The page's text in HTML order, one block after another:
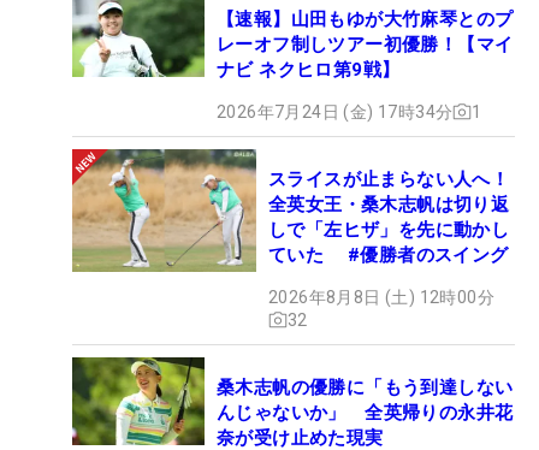
【速報】山田もゆが大竹麻琴とのプ
レーオフ制しツアー初優勝！【マイ
ナビ ネクヒロ第9戦】
2026年7月24日 (金) 17時34分 1
スライスが止まらない人へ！
全英女王・桑木志帆は切り返
しで「左ヒザ」を先に動かし
ていた #優勝者のスイング
2026年8月8日 (土) 12時00分
32
桑木志帆の優勝に「もう到達しない
んじゃないか」 全英帰りの永井花
奈が受け止めた現実